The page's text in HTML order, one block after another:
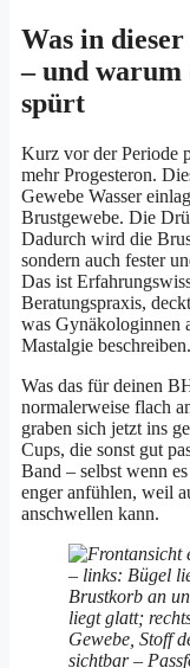
Was in
– und warum
spürt
Kurz vor der Periode
mehr Progesteron.
Gewebe Wasser
Brustgewebe. Die
Dadurch wird die
sondern auch fester
Das ist
Beratungspraxis,
was Gynäkologinnen
Mastalgie beschreiben.
Was das für deinen
normalerweise flach
graben sich jetzt ins
Cups, die sonst gut
Band – selbst wenn
enger anfühlen, weil
anschwellen kann.